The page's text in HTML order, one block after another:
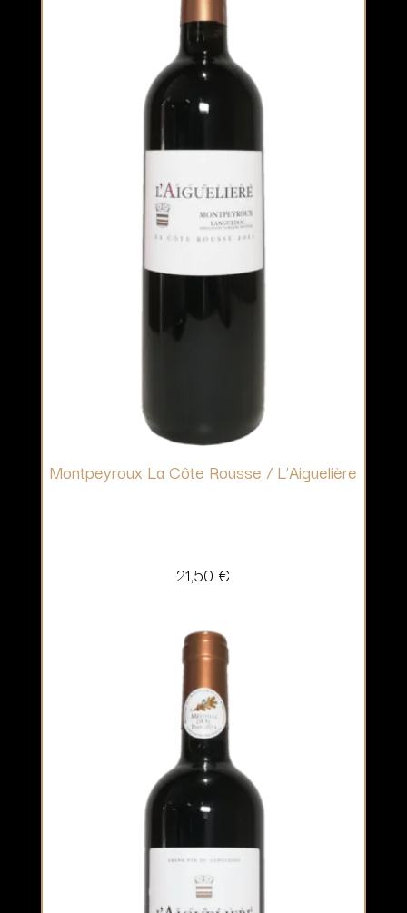
Montpeyroux La Côte Rousse / L’Aiguelière
21,50 €